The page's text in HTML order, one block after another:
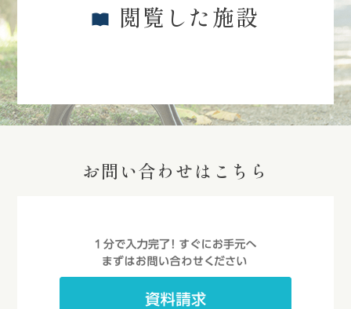
閲覧した施設
お問い合わせはこちら